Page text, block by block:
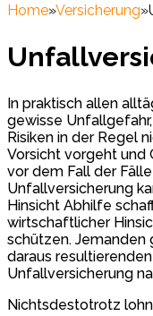
Home»Versicherung»
In praktisch allen
gewisse
Risiken in der Regel
Vorsicht vorgeht und
vor dem Fall der
Unfallversicherung
Hinsicht Abhilfe
wirtschaftlicher
schützen. Jemanden
daraus
Unfallversicherung
Nichtsdestotrotz